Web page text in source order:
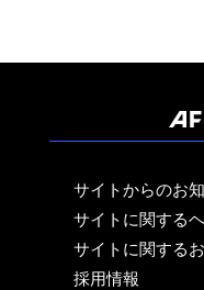
サイトからのお
サイトに関する
サイトに関する
採用情報